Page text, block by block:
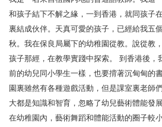
和孩子結下不解之緣，一到香港，就同孩子
裏結成伙伴。天真可愛的孩子，已經給我五
秋。我在保良局屬下的幼稚園從教。說從教
孩子那經，在教學實踐中探索。 到香港後，
前的幼兒同小學生一樣，也要揹著沉甸甸的
園裏雖然有各種遊戲活動，但是課室裏老師
大都是知識和智育，忽略了幼兒藝術體能發
在幼稚園內，藝術舞蹈和體能活動的圈子較小